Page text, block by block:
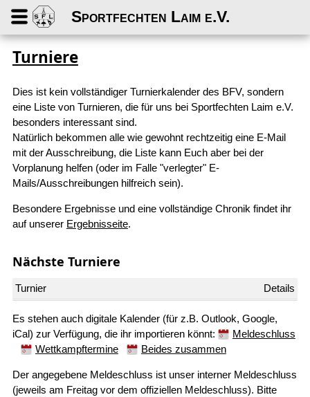
Sportfechten Laim e.V.
Turniere
Dies ist kein vollständiger Turnierkalender des BFV, sondern
eine Liste von Turnieren, die für uns bei Sportfechten Laim e.V.
besonders interessant sind.
Natürlich bekommen alle wie gewohnt rechtzeitig eine E-Mail
mit der Ausschreibung, die Liste kann Euch aber bei der
Vorplanung helfen (oder im Falle "verlegter" E-
Mails/Ausschreibungen hilfreich sein).
Besondere Ergebnisse und eine vollständige Chronik findet ihr
auf unserer Ergebnisseite.
Nächste Turniere
Es stehen auch digitale Kalender (für z.B. Outlook, Google,
iCal) zur Verfügung, die ihr importieren könnt:
Meldeschluss
Wettkampftermine
Beides zusammen
Der angegebene Meldeschluss ist unser interner Meldeschluss
(jeweils am Freitag vor dem offiziellen Meldeschluss). Bitte